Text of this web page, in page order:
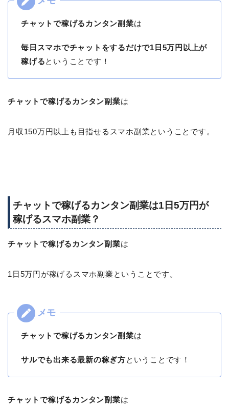
チャットで稼げるカンタン副業は
毎日スマホでチャットをするだけで1日5万円以上が
稼げるということです！
チャットで稼げるカンタン副業は
月収150万円以上も目指せるスマホ副業ということです。
チャットで稼げるカンタン副業は1日5万円が
稼げるスマホ副業？
チャットで稼げるカンタン副業は
1日5万円が稼げるスマホ副業ということです。
チャットで稼げるカンタン副業は
サルでも出来る最新の稼ぎ方ということです！
チャットで稼げるカンタン副業は